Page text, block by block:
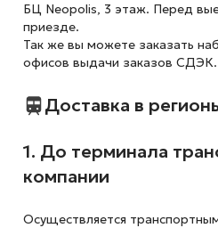
БЦ Neopolis, 3 этаж. Перед
приезде.
Так же вы можете заказать
офисов выдачи заказов СДЭК.
Доставка в
1. До терминала
компании
Осуществляется